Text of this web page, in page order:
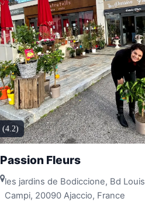
(4.2)
Passion Fleurs
les jardins de Bodiccione, Bd Louis
Campi, 20090 Ajaccio, France